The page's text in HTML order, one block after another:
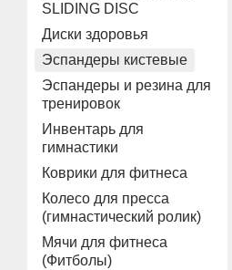
SLIDING DISC
Диски здоровья
Эспандеры кистевые
Эспандеры и резина для
тренировок
Инвентарь для
гимнастики
Коврики для фитнеса
Колесо для пресса
(гимнастический ролик)
Мячи для фитнеса
(Фитболы)